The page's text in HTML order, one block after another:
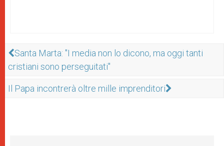
Santa Marta: "I media non lo dicono, ma oggi tanti
cristiani sono perseguitati"
Il Papa incontrerà oltre mille imprenditori